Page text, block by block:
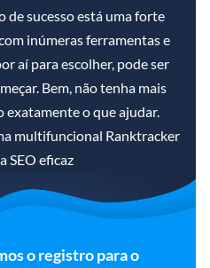
de sucesso está uma forte
inúmeras ferramentas e
aí para escolher, pode ser
Bem, não tenha mais
exatamente o que ajudar.
multifuncional Ranktracker
SEO eficaz
o registro para o